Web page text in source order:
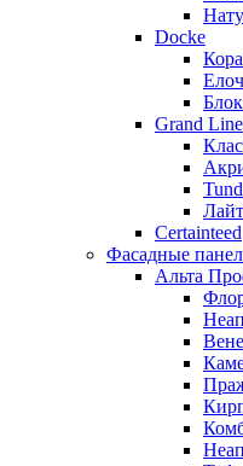
Docke
Grand Line
Certainteed
Фасадные
Альта